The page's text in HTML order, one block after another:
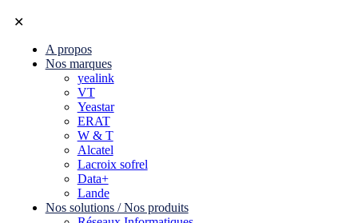
✕
A propos
Nos marques
yealink
VT
Yeastar
ERAT
W & T
Alcatel
Lacroix sofrel
Data+
Lande
Nos solutions / Nos produits